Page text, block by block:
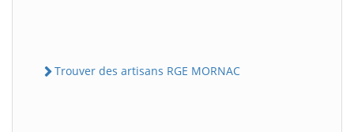
Trouver des artisans RGE MORNAC